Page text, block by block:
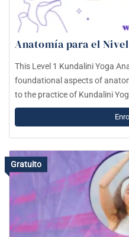
Anatomía para el Nivel
This Level 1 Kundalini Yoga
foundational aspects of
to the practice of Kundalini
Gratuito